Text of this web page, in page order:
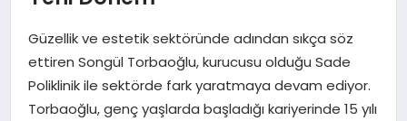
SAĞLIK
SIYASET
Güzellik ve estetik sektöründe adından sıkça söz
ettiren Songül Torbaoğlu, kurucusu olduğu Sade
Poliklinik ile sektörde fark yaratmaya devam ediyor.
Torbaoğlu, genç yaşlarda başladığı kariyerinde 15 yılı